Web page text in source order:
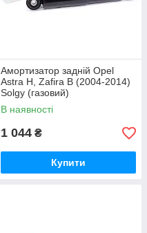
Амортизатор задній Opel
Astra H, Zafira B (2004-2014)
Solgy (газовий)
В наявності
1 044 ₴
Купити